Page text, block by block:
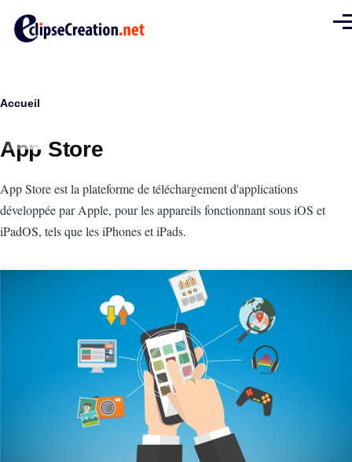
Fil
Accueil
App Store
Intro
App Store est la plateforme de téléchargement d'applications
développée par Apple, pour les appareils fonctionnant sous iOS et
iPadOS, tels que les iPhones et iPads.